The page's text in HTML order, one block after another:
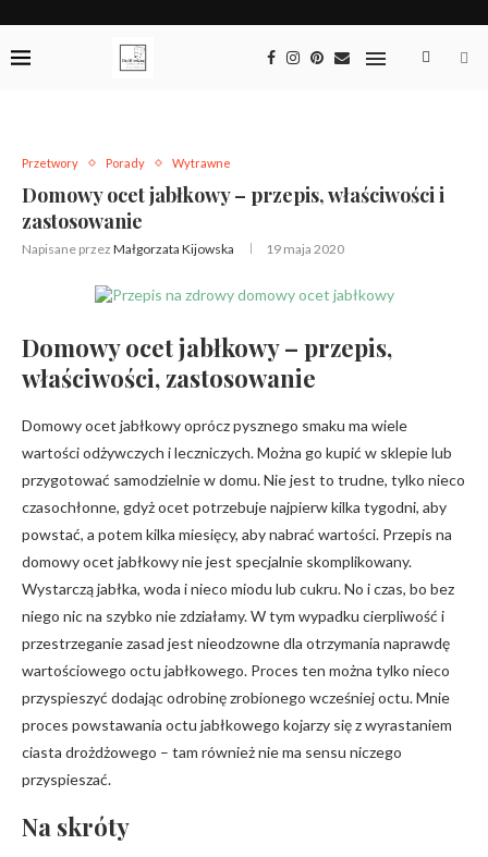
Przetwory Porady Wytrawne
Domowy ocet jabłkowy – przepis, właściwości i
zastosowanie
Napisane przez Małgorzata Kijowska 19 maja 2020
Domowy ocet jabłkowy – przepis,
właściwości, zastosowanie
Domowy ocet jabłkowy oprócz pysznego smaku ma wiele
wartości odżywczych i leczniczych. Można go kupić w sklepie lub
przygotować samodzielnie w domu. Nie jest to trudne, tylko nieco
czasochłonne, gdyż ocet potrzebuje najpierw kilka tygodni, aby
powstać, a potem kilka miesięcy, aby nabrać wartości. Przepis na
domowy ocet jabłkowy nie jest specjalnie skomplikowany.
Wystarczą jabłka, woda i nieco miodu lub cukru. No i czas, bo bez
niego nic na szybko nie zdziałamy. W tym wypadku cierpliwość i
przestrzeganie zasad jest nieodzowne dla otrzymania naprawdę
wartościowego octu jabłkowego. Proces ten można tylko nieco
przyspieszyć dodając odrobinę zrobionego wcześniej octu. Mnie
proces powstawania octu jabłkowego kojarzy się z wyrastaniem
ciasta drożdżowego – tam również nie ma sensu niczego
przyspieszać.
Na skróty